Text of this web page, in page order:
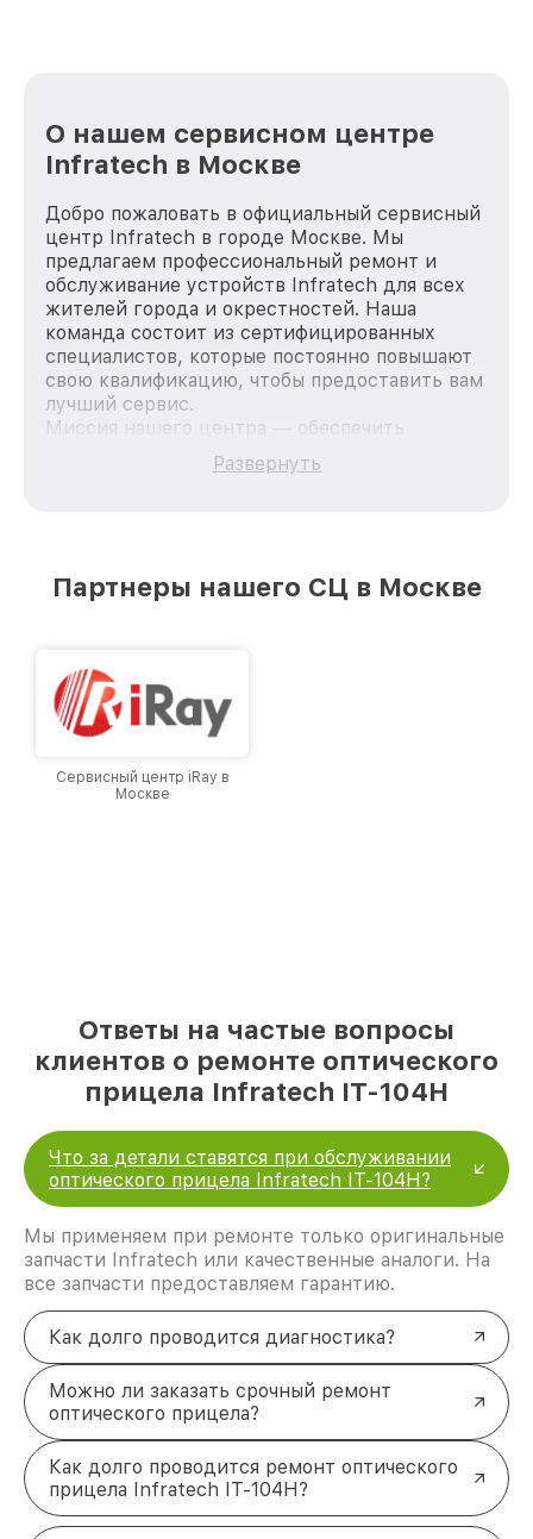
О нашем сервисном центре
Infratech в Москве
Добро пожаловать в официальный сервисный
центр Infratech в городе Москве. Мы
предлагаем профессиональный ремонт и
обслуживание устройств Infratech для всех
жителей города и окрестностей. Наша
команда состоит из сертифицированных
специалистов, которые постоянно повышают
свою квалификацию, чтобы предоставить вам
лучший сервис.
Миссия нашего центра — обеспечить
качественный и доступный ремонт для
каждого пользователя продукции Infratech,
лучшим сервисным центром Infratech в
Развернуть
Партнеры нашего СЦ в Москве
Сервисный центр iRay в
Москве
Ответы на частые вопросы
клиентов о ремонте оптического
прицела Infratech IT-104H
Что за детали ставятся при обслуживании
оптического прицела Infratech IT-104H?
Мы применяем при ремонте только оригинальные
запчасти Infratech или качественные аналоги. На
все запчасти предоставляем гарантию.
Как долго проводится диагностика?
Можно ли заказать срочный ремонт
оптического прицела?
Как долго проводится ремонт оптического
прицела Infratech IT-104H?